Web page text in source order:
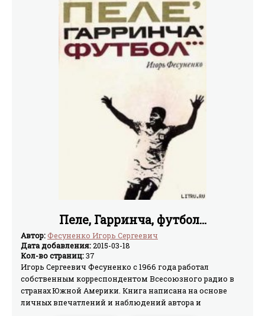
разбитый мотоцикл с дороги... Книга не случайно
издана в карманном формате. Возьмите ее в дорогу и
пролистывайте в свободную минуту. Почаще
напоминайте себе о возможных опасностях и заранее
продумывайте, как их избежать – тогда вы будете
готовы к тому, что случится на дороге сегодня. Тысячи
поступают, из их писем и выросла эта книга. Надеемся,
она пригодится не только новичкам, но и ветеранам –
Пеле, Гарринча, футбол…
Автор:Фесуненко Игорь Сергеевич
Дата добавления:2015-03-18
Кол-во страниц:37
Игорь Сергеевич Фесуненко с 1966 года работал
собственным корреспондентом Всесоюзного радио в
странах Южной Америки. Книга написана на основе
личных впечатлений и наблюдений автора и